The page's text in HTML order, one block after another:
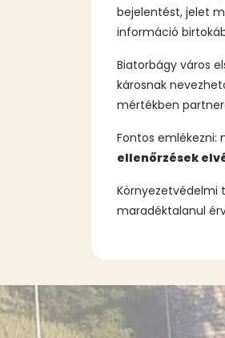
bejelentést, jelet
információ
Biatorbágy város
károsnak
mértékben
Fontos
ellenőrzések
Környezetvédelmi
maradéktalanul